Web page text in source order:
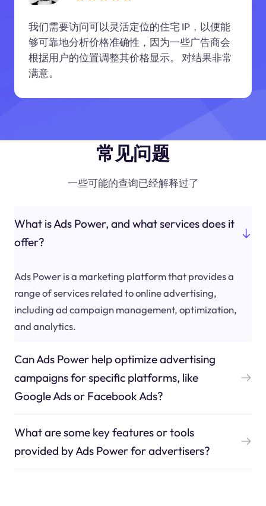
我们需要访问可以灵活定位的住宅 IP，以便能
够可靠地分析价格准确性，因为一些广告商会
根据用户的位置调整其价格显示。 对结果非常
满意。
常见问题
一些可能的查询已经解释过了
What is Ads Power, and what services does it
offer?
Ads Power is a marketing platform that provides a
range of services related to online advertising,
including ad campaign management, optimization,
and analytics.
Can Ads Power help optimize advertising
campaigns for specific platforms, like
Google Ads or Facebook Ads?
What are some key features or tools
provided by Ads Power for advertisers?